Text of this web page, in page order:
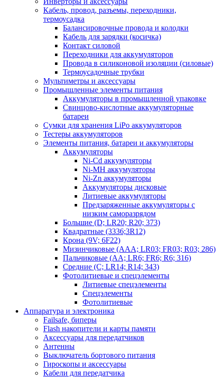
Кабель, провод, разъемы, переходники,
термоусадка
Балансировочные провода и колодки
Кабель для зарядки (косичка)
Контакт силовой
Переходники для аккумуляторов
Провода в силиконовой изоляции (силовые)
Термоусадочные трубки
Мультиметры и аксессуары
Промышленные элементы питания
Аккумуляторы в промышленной упаковке
Свинцово-кислотные аккумуляторные
батареи
Сумки для хранения LiPo аккумуляторов
Тестеры аккумуляторов
Элементы питания, батареи и аккумуляторы
Аккумуляторы
Ni-Cd аккумуляторы
Ni-MH аккумуляторы
Ni-Zn аккумуляторы
Аккумуляторы дисковые
Литиевые аккумуляторы
Предзаряженные аккумуляторы с
низким саморазрядом
Большие (D; LR20; R20; 373)
Квадратные (3336;3R12)
Крона (9V; 6F22)
Мизинчиковые (AAA; LR03; FR03; R03; 286)
Пальчиковые (AA; LR6; FR6; R6; 316)
Средние (C; LR14; R14; 343)
Фотолитиевые и спецэлементы
Литиевые спецэлементы
Спецэлементы
Фотолитиевые
Аппаратура и электроника
Failsafe, биперы
Flash накопители и карты памяти
Аксессуары для передатчиков
Антенны
Выключатель бортового питания
Гироскопы и аксессуары
Кабели для передатчика